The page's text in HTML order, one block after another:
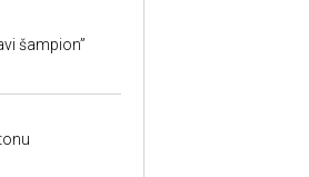
šampion”